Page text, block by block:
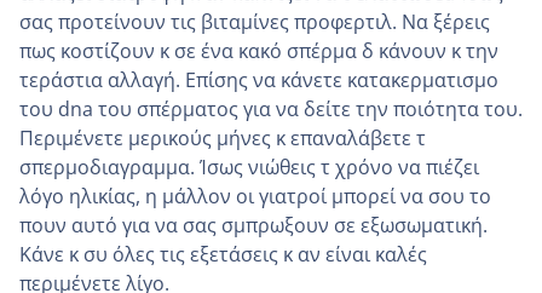
σας προτείνουν τις βιταμίνες προφερτιλ. Να ξέρεις
πως κοστίζουν κ σε ένα κακό σπέρμα δ κάνουν κ την
τεράστια αλλαγή. Επίσης να κάνετε κατακερματισμο
του dna του σπέρματος για να δείτε την ποιότητα του.
Περιμένετε μερικούς μήνες κ επαναλάβετε τ
σπερμοδιαγραμμα. Ίσως νιώθεις τ χρόνο να πιέζει
λόγο ηλικίας, η μάλλον οι γιατροί μπορεί να σου το
πουν αυτό για να σας σμπρωξουν σε εξωσωματική.
Κάνε κ συ όλες τις εξετάσεις κ αν είναι καλές
περιμένετε λίγο.